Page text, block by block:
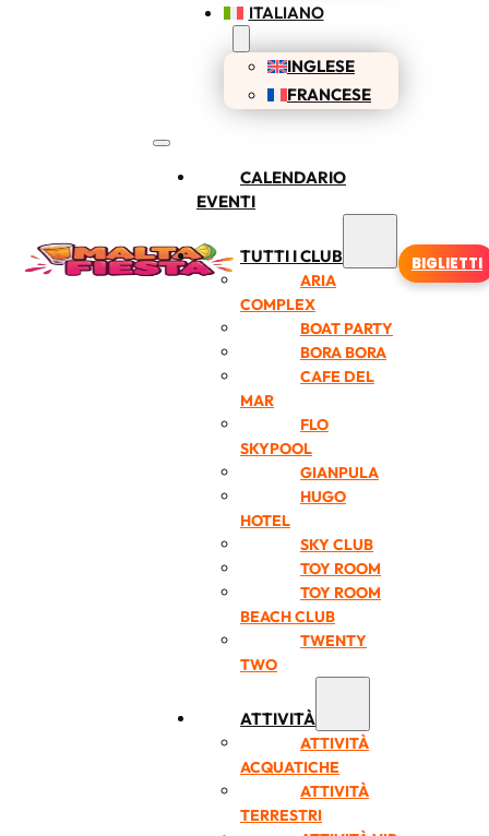
ITALIANO
INGLESE
FRANCESE
CALENDARIO
EVENTI
TUTTI I CLUB
ARIA
COMPLEX
BOAT PARTY
BORA BORA
CAFE DEL
MAR
FLO
SKYPOOL
GIANPULA
HUGO
HOTEL
SKY CLUB
TOY ROOM
TOY ROOM
BEACH CLUB
TWENTY
TWO
ATTIVITÀ
ATTIVITÀ
ACQUATICHE
ATTIVITÀ
TERRESTRI
BIGLIETTI